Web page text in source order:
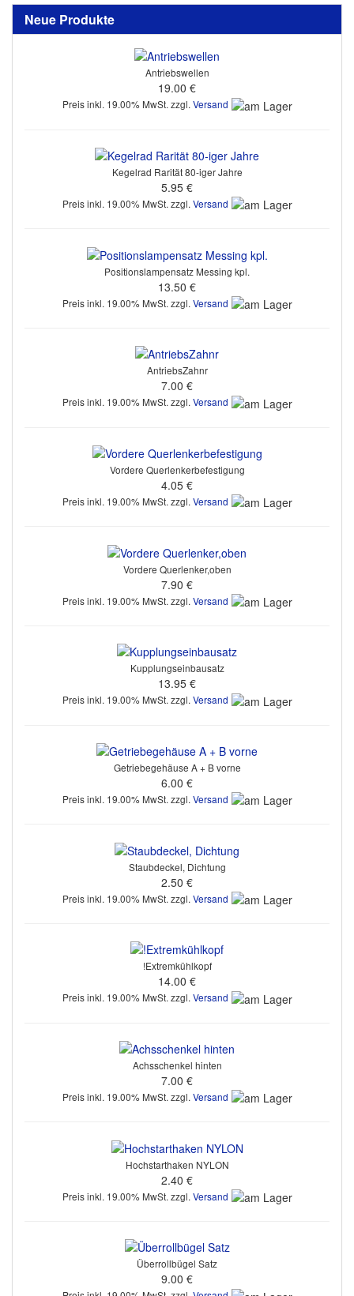
Neue Produkte
Antriebswellen
19.00 €
Preis inkl. 19.00% MwSt. zzgl. Versand
Kegelrad Rarität 80-iger Jahre
5.95 €
Preis inkl. 19.00% MwSt. zzgl. Versand
Positionslampensatz Messing kpl.
13.50 €
Preis inkl. 19.00% MwSt. zzgl. Versand
AntriebsZahnr
7.00 €
Preis inkl. 19.00% MwSt. zzgl. Versand
Vordere Querlenkerbefestigung
4.05 €
Preis inkl. 19.00% MwSt. zzgl. Versand
Vordere Querlenker,oben
7.90 €
Preis inkl. 19.00% MwSt. zzgl. Versand
Kupplungseinbausatz
13.95 €
Preis inkl. 19.00% MwSt. zzgl. Versand
Getriebegehäuse A + B vorne
6.00 €
Preis inkl. 19.00% MwSt. zzgl. Versand
Staubdeckel, Dichtung
2.50 €
Preis inkl. 19.00% MwSt. zzgl. Versand
!Extremkühlkopf
14.00 €
Preis inkl. 19.00% MwSt. zzgl. Versand
Achsschenkel hinten
7.00 €
Preis inkl. 19.00% MwSt. zzgl. Versand
Hochstarthaken NYLON
2.40 €
Preis inkl. 19.00% MwSt. zzgl. Versand
Überrollbügel Satz
9.00 €